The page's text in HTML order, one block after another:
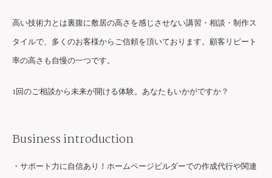
高い技術力とは裏腹に敷居の高さを感じさせない講習・相談・制作ス
タイルで、多くのお客様からご信頼を頂いております。顧客リピート
率の高さも自慢の一つです。
1回のご相談から未来が開ける体験。あなたもいかがですか？
Business introduction
・サポート力に自信あり！ホームページビルダーでの作成代行や関連